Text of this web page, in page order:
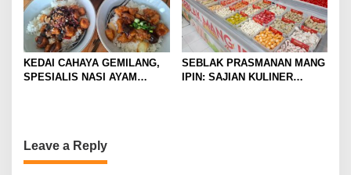
KEDAI CAHAYA GEMILANG,
SPESIALIS NASI AYAM
SEBLAK PRASMANAN MANG
IPIN: SAJIAN KULINER
Leave a Reply